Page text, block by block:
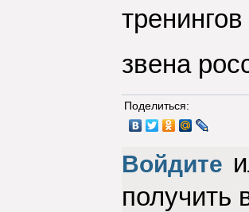
звена
Поделиться:
Войдите
получить